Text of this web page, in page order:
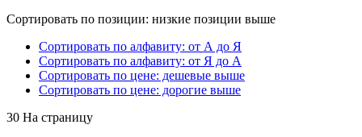
Сортировать по позиции: низкие позиции выше
Сортировать по алфавиту: от А до Я
Сортировать по алфавиту: от Я до А
Сортировать по цене: дешевые выше
Сортировать по цене: дорогие выше
30 На страницу